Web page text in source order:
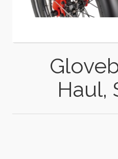
Haul,